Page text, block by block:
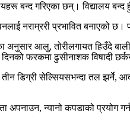
बन्द गरिएका छन्। विद्यालय
नराम्ररी प्रभावित बनाएको
आलु, तोरीलगायत हिउँदे
फरकमा ढुसीनाशक विषादी
डिग्री सेल्सियसभन्दा तल
अपनाउन, न्यानो कपडाको